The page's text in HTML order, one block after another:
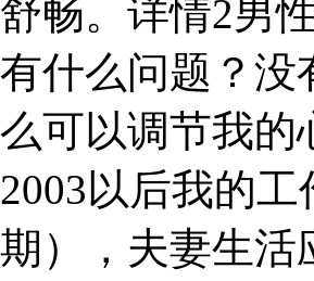
舒畅。详情2男
有什么问题？没
么可以调节我的
2003以后我的
期），夫妻生活